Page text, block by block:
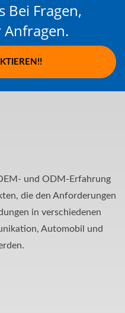
Bei Fragen,
und ODM-Erfahrung
die den Anforderungen
in verschiedenen
Automobil und